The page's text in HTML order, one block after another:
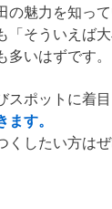
の魅力を知っ
「そういえば
いはずです。
スポットに着
す。
くしたい方は